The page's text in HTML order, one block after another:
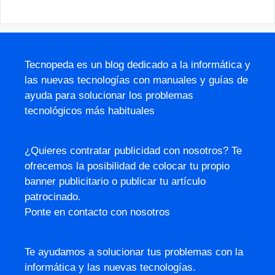
Tecnopeda es un blog dedicado a la informática y
las nuevas tecnologías con manuales y guías de
ayuda para solucionar los problemas
tecnológicos más habituales
¿Quieres contratar publicidad con nosotros? Te
ofrecemos la posibilidad de colocar tu propio
banner publicitario o publicar tu artículo
patrocinado.
Ponte en contacto con nosotros
Te ayudamos a solucionar tus problemas con la
informática y las nuevas tecnologías.